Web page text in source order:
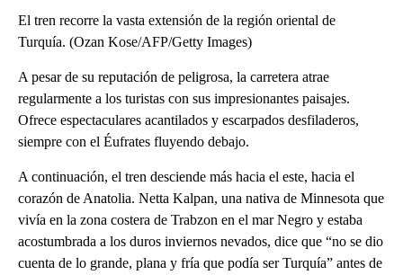
El tren recorre la vasta extensión de la región oriental de
Turquía. (Ozan Kose/AFP/Getty Images)
A pesar de su reputación de peligrosa, la carretera atrae
regularmente a los turistas con sus impresionantes paisajes.
Ofrece espectaculares acantilados y escarpados desfiladeros,
siempre con el Éufrates fluyendo debajo.
A continuación, el tren desciende más hacia el este, hacia el
corazón de Anatolia. Netta Kalpan, una nativa de Minnesota que
vivía en la zona costera de Trabzon en el mar Negro y estaba
acostumbrada a los duros inviernos nevados, dice que “no se dio
cuenta de lo grande, plana y fría que podía ser Turquía” antes de